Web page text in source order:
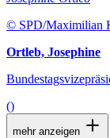
© SPD/Maximilian
Ortleb, Josephine
()
mehr anzeigen